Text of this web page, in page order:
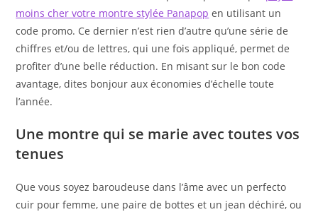
moins cher votre montre stylée Panapop en utilisant un
code promo. Ce dernier n’est rien d’autre qu’une série de
chiffres et/ou de lettres, qui une fois appliqué, permet de
profiter d’une belle réduction. En misant sur le bon code
avantage, dites bonjour aux économies d’échelle toute
l’année.
Une montre qui se marie avec toutes vos
tenues
Que vous soyez baroudeuse dans l’âme avec un perfecto
cuir pour femme, une paire de bottes et un jean déchiré, ou